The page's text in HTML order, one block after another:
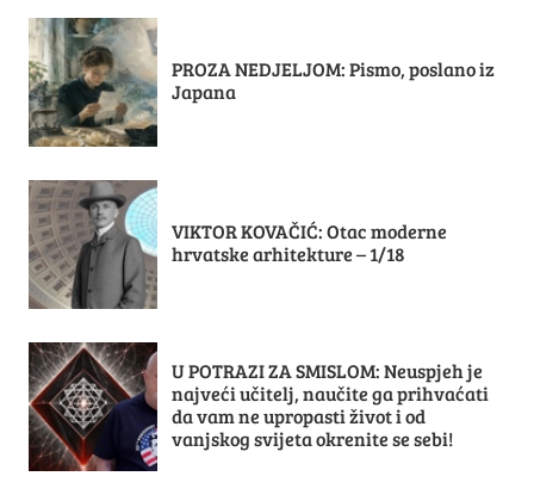
PROZA NEDJELJOM: Pismo, poslano iz
Japana
VIKTOR KOVAČIĆ: Otac moderne
hrvatske arhitekture – 1/18
U POTRAZI ZA SMISLOM: Neuspjeh je
najveći učitelj, naučite ga prihvaćati
da vam ne upropasti život i od
vanjskog svijeta okrenite se sebi!